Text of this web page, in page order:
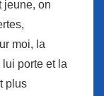
jeune, on
moi, la
lui porte et la
plus